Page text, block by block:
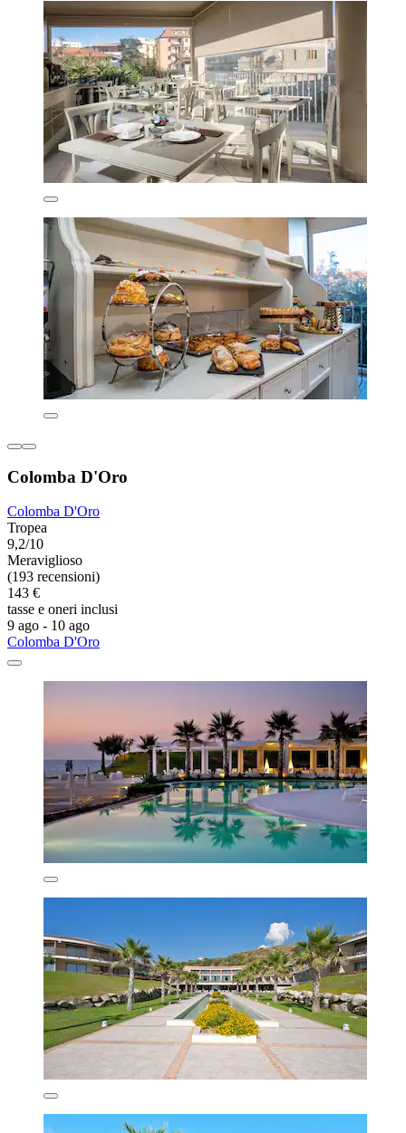
Colomba D'Oro
Colomba D'Oro
Tropea
9,2/10
Meraviglioso
(193 recensioni)
143 €
tasse e oneri inclusi
9 ago - 10 ago
Colomba D'Oro